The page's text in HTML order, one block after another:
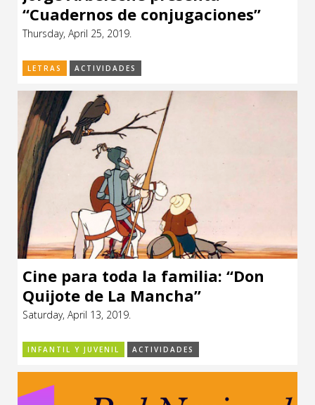
“Cuadernos de conjugaciones”
Thursday, April 25, 2019.
LETRAS ACTIVIDADES
Cine para toda la familia: “Don
Quijote de La Mancha”
Saturday, April 13, 2019.
INFANTIL Y JUVENIL ACTIVIDADES